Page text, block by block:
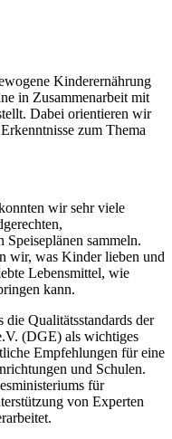
Kinderernährung
in Zusammenarbeit mit
. Dabei orientieren wir
Erkenntnisse zum Thema
wir sehr viele
,
Speiseplänen sammeln.
wir, was Kinderlieben und
Lebensmittel, wie
kann.
die Qualitätsstandards der
(DGE) als wichtiges
Empfehlungen für eine
und Schulen.
für
von Experten
.